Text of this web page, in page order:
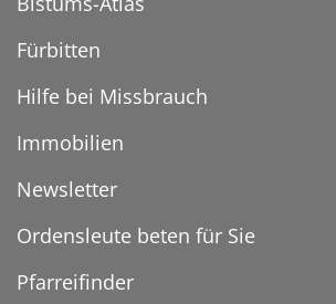
Fürbitten
Hilfe bei Missbrauch
Immobilien
Newsletter
Ordensleute beten für Sie
Pfarreifinder